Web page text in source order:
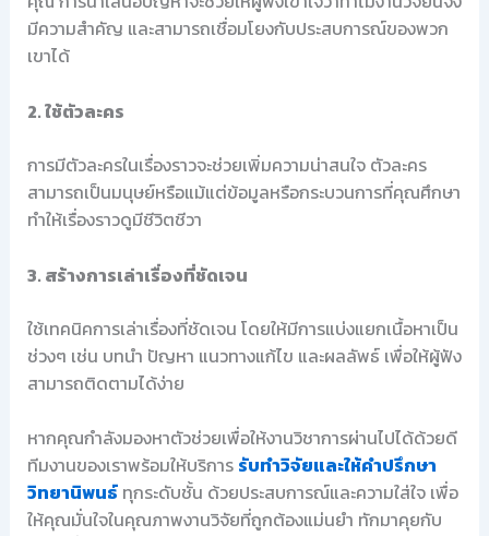
มีความสำคัญ และสามารถเชื่อมโยงกับประสบการณ์ของพวก
เขาได้
2. ใช้ตัวละคร
การมีตัวละครในเรื่องราวจะช่วยเพิ่มความน่าสนใจ ตัวละคร
สามารถเป็นมนุษย์หรือแม้แต่ข้อมูลหรือกระบวนการที่คุณศึกษา
ทำให้เรื่องราวดูมีชีวิตชีวา
3. สร้างการเล่าเรื่องที่ชัดเจน
ใช้เทคนิคการเล่าเรื่องที่ชัดเจน โดยให้มีการแบ่งแยกเนื้อหาเป็น
ช่วงๆ เช่น บทนำ ปัญหา แนวทางแก้ไข และผลลัพธ์ เพื่อให้ผู้ฟัง
สามารถติดตามได้ง่าย
หากคุณกำลังมองหาตัวช่วยเพื่อให้งานวิชาการผ่านไปได้ด้วยดี
ทีมงานของเราพร้อมให้บริการ รับทำวิจัยและให้คำปรึกษา
วิทยานิพนธ์ทุกระดับชั้น ด้วยประสบการณ์และความใส่ใจ เพื่อ
ให้คุณมั่นใจในคุณภาพงานวิจัยที่ถูกต้องแม่นยำ ทักมาคุยกับ